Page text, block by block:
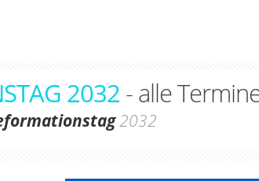
2032 - alle
2032